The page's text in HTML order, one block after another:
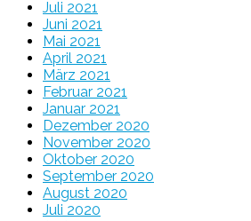
Juli 2021
Juni 2021
Mai 2021
April 2021
März 2021
Februar 2021
Januar 2021
Dezember 2020
November 2020
Oktober 2020
September 2020
August 2020
Juli 2020